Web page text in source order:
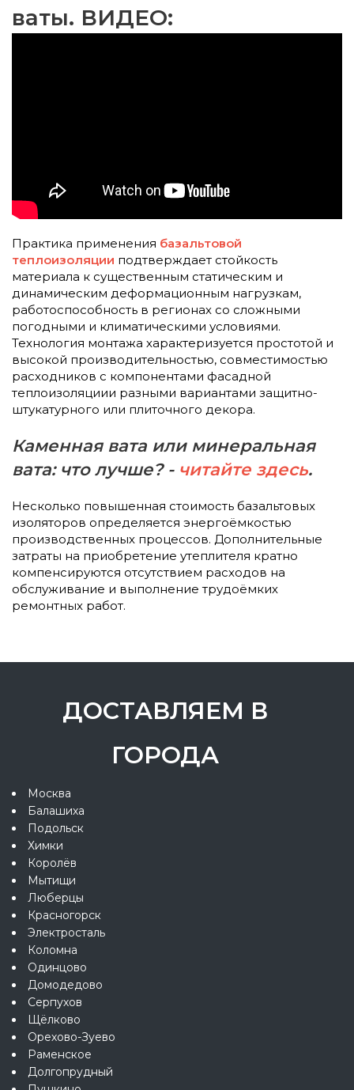
ваты. ВИДЕО:
Практика применения базальтовой
теплоизоляции подтверждает стойкость
материала к существенным статическим и
динамическим деформационным нагрузкам,
работоспособность в регионах со сложными
погодными и климатическими условиями.
Технология монтажа характеризуется простотой и
высокой производительностью, совместимостью
расходников с компонентами фасадной
теплоизоляциии разными вариантами защитно-
штукатурного или плиточного декора.
Каменная вата или минеральная
вата: что лучше? - читайте здесь.
Несколько повышенная стоимость базальтовых
изоляторов определяется энергоёмкостью
производственных процессов. Дополнительные
затраты на приобретение утеплителя кратно
компенсируются отсутствием расходов на
обслуживание и выполнение трудоёмких
ремонтных работ.
ДОСТАВЛЯЕМ В
ГОРОДА
Москва
Балашиха
Подольск
Химки
Королёв
Мытищи
Люберцы
Красногорск
Электросталь
Коломна
Одинцово
Домодедово
Серпухов
Щёлково
Орехово-Зуево
Раменское
Долгопрудный